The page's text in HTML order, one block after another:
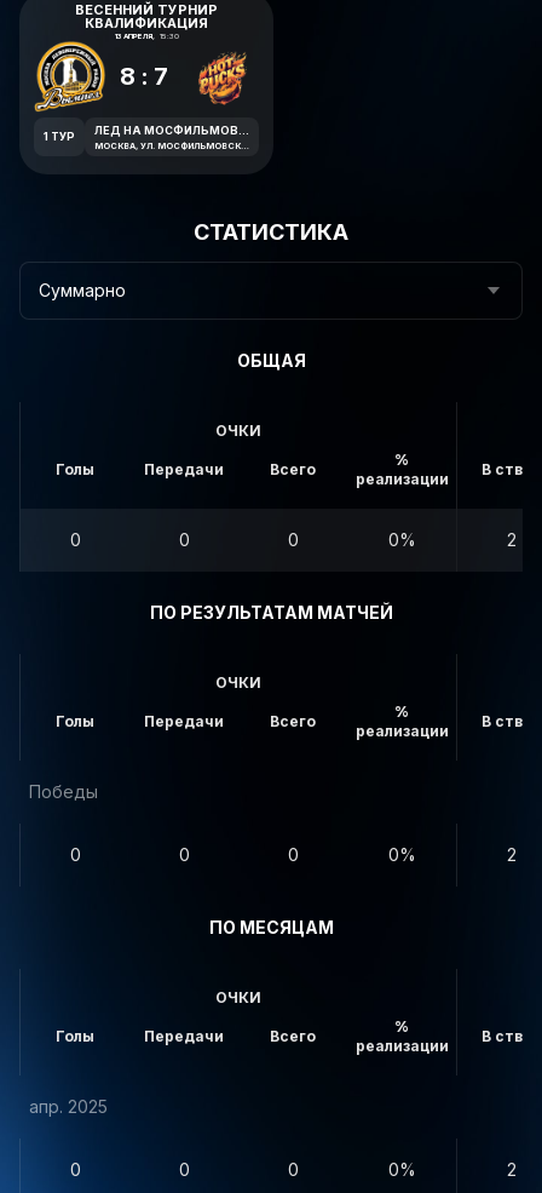
ВЕСЕННИЙ ТУРНИР
КВАЛИФИКАЦИЯ
13 АПРЕЛЯ, 15:30
8:7
1 ТУР
СТАТИСТИКА
Суммарно
ОБЩАЯ
ОЧКИ
Голы Передачи Всего
%
реализации
В створ
0 0 0 0% 2
ПО РЕЗУЛЬТАТАМ МАТЧЕЙ
ОЧКИ
Голы Передачи Всего
%
реализации
В створ
Победы
0 0 0 0% 2
ПО МЕСЯЦАМ
ОЧКИ
Голы Передачи Всего
%
реализации
В створ
апр. 2025
0 0 0 0% 2